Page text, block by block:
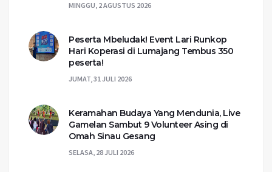
MINGGU, 2 AGUSTUS 2026
Peserta Mbeludak! Event Lari Runkop
Hari Koperasi di Lumajang Tembus 350
peserta!
JUMAT, 31 JULI 2026
Keramahan Budaya Yang Mendunia, Live
Gamelan Sambut 9 Volunteer Asing di
Omah Sinau Gesang
SELASA, 28 JULI 2026